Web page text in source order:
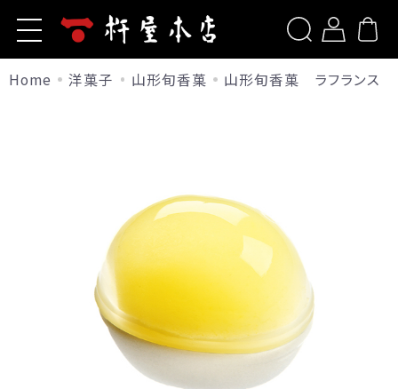
Home 洋菓子 山形旬香菓 山形旬香菓 ラフランス
ホーム
山形旬香菓
山形旬香菓(ラ・フランス)
リップルパイ・季節のパイ
生リップルパイ（店舗限定）
山形サブレ
サポリ
季節のブッセ
果樹園だより
新規会員登録
杵屋本店とは
包装について
よくあるご質問
当サイトについて